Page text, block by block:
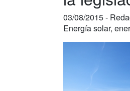
03/08/2015 -
Energía solar,